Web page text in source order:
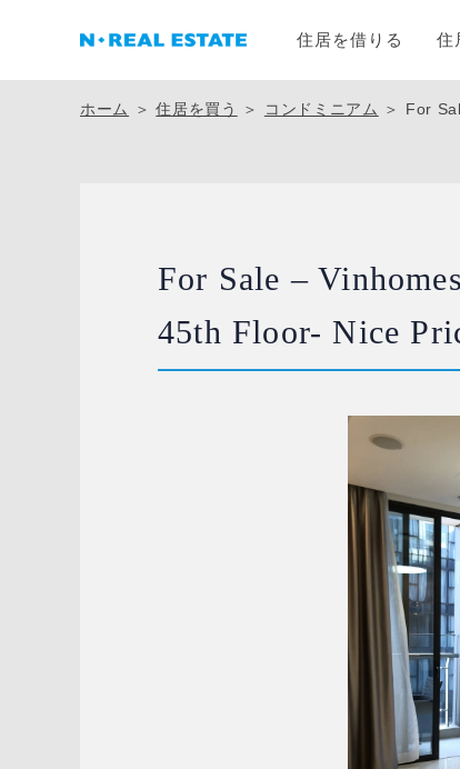
住居を借りる 住
ホーム ＞住居を買う ＞ コンドミニアム ＞ For
For Sale –
45th Floor- Nice